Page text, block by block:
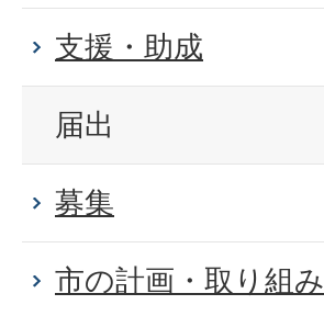
支援・助成
届出
募集
市の計画・取り組み